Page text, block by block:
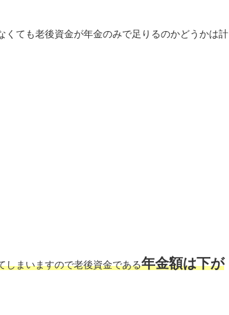
ても老後資金が年金のみで足りるのかどうかは計
しまいますので老後資金である年金額は下が